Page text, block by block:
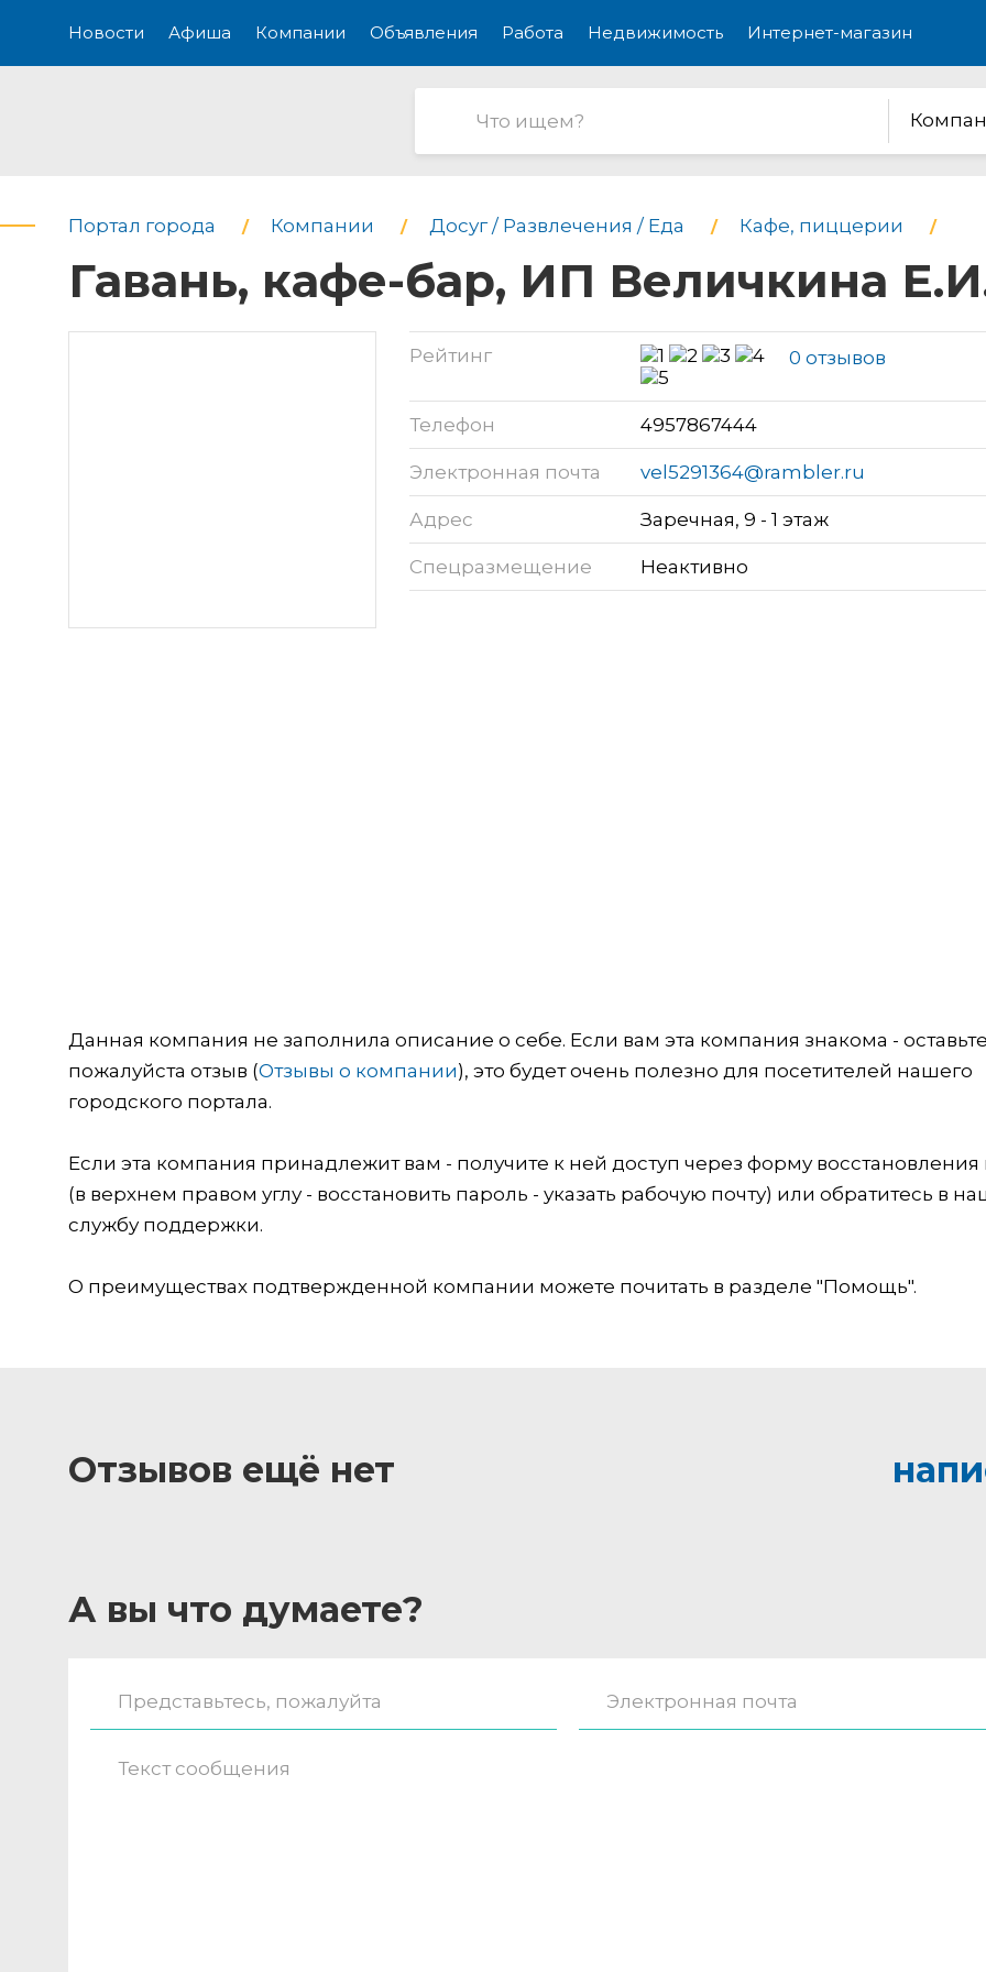
Новости Афиша Компании Объявления Работа Недвижимость Интернет-магазин
Портал города Компании Досуг / Развлечения / Еда Кафе, пиццерии
Гавань, кафе-бар, ИП Величкина
Рейтинг 0 отзывов
Телефон 4957867444
Электронная почта vel5291364@rambler.ru
Адрес Заречная, 9 - 1 этаж
Спецразмещение Неактивно
Данная компания не заполнила описание о себе. Если вам эта компания знакома -
пожалуйста отзыв (Отзывы о компании), это будет очень полезно для посетителей нашего
городского портала.
Если эта компания принадлежит вам - получите к ней доступ через форму восстановления
(в верхнем правом углу - восстановить пароль - указать рабочую почту) или обратитесь в
службу поддержки.
О преимуществах подтвержденной компании можете почитать в разделе "Помощь".
Отзывов ещё нет
А вы что думаете?